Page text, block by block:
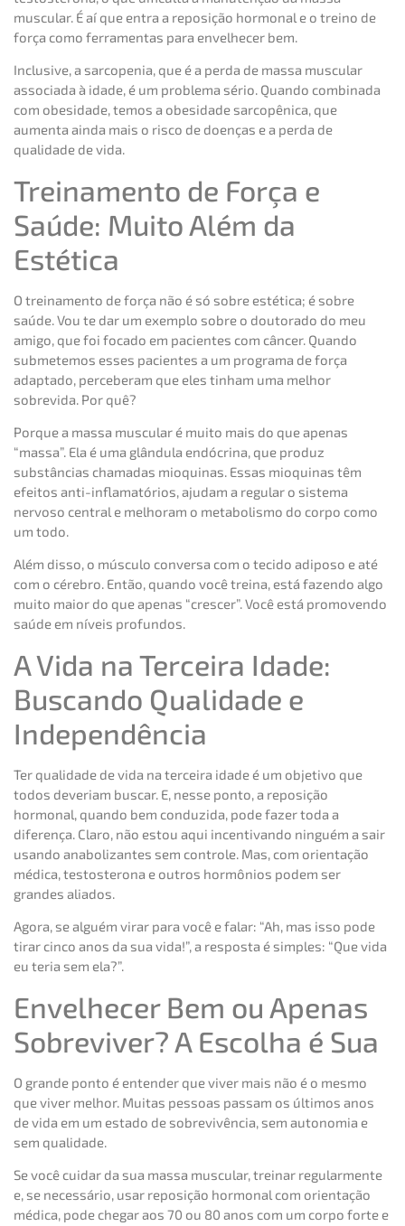
muscular. É aí que entra a reposição hormonal e o treino de
força como ferramentas para envelhecer bem.
Inclusive, a sarcopenia, que é a perda de massa muscular
associada à idade, é um problema sério. Quando combinada
com obesidade, temos a obesidade sarcopênica, que
aumenta ainda mais o risco de doenças e a perda de
qualidade de vida.
Treinamento de Força e
Saúde: Muito Além da
Estética
O treinamento de força não é só sobre estética; é sobre
saúde. Vou te dar um exemplo sobre o doutorado do meu
amigo, que foi focado em pacientes com câncer. Quando
submetemos esses pacientes a um programa de força
adaptado, perceberam que eles tinham uma melhor
sobrevida. Por quê?
Porque a massa muscular é muito mais do que apenas
“massa”. Ela é uma glândula endócrina, que produz
substâncias chamadas mioquinas. Essas mioquinas têm
efeitos anti-inflamatórios, ajudam a regular o sistema
nervoso central e melhoram o metabolismo do corpo como
um todo.
Além disso, o músculo conversa com o tecido adiposo e até
com o cérebro. Então, quando você treina, está fazendo algo
muito maior do que apenas “crescer”. Você está promovendo
saúde em níveis profundos.
A Vida na Terceira Idade:
Buscando Qualidade e
Independência
Ter qualidade de vida na terceira idade é um objetivo que
todos deveriam buscar. E, nesse ponto, a reposição
hormonal, quando bem conduzida, pode fazer toda a
diferença. Claro, não estou aqui incentivando ninguém a sair
usando anabolizantes sem controle. Mas, com orientação
médica, testosterona e outros hormônios podem ser
grandes aliados.
Agora, se alguém virar para você e falar: “Ah, mas isso pode
tirar cinco anos da sua vida!”, a resposta é simples: “Que vida
eu teria sem ela?”.
Envelhecer Bem ou Apenas
Sobreviver? A Escolha é Sua
O grande ponto é entender que viver mais não é o mesmo
que viver melhor. Muitas pessoas passam os últimos anos
de vida em um estado de sobrevivência, sem autonomia e
sem qualidade.
Se você cuidar da sua massa muscular, treinar regularmente
e, se necessário, usar reposição hormonal com orientação
médica, pode chegar aos 70 ou 80 anos com um corpo forte e